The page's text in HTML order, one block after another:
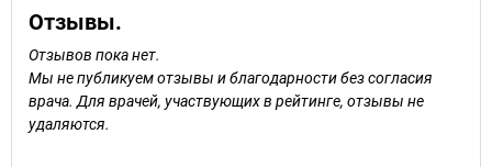
Отзывы.
Отзывов пока нет.
Мы не публикуем отзывы и благодарности без согласия
врача. Для врачей, участвующих в рейтинге, отзывы не
удаляются.